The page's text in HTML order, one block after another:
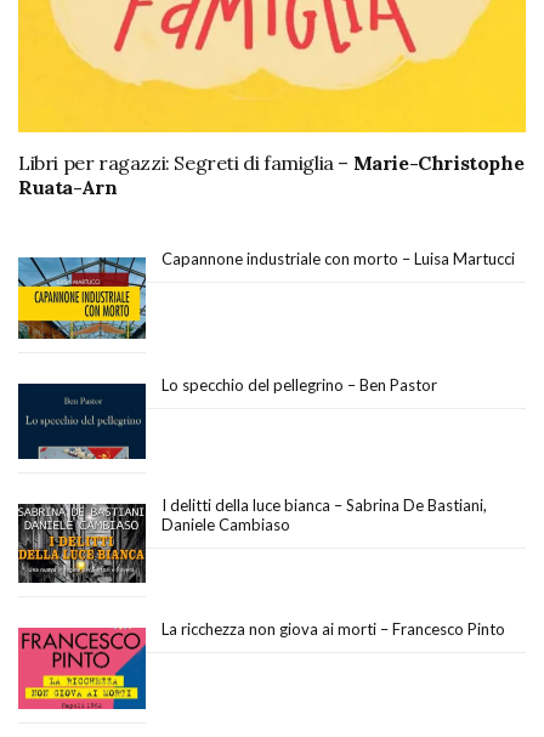
Libri per ragazzi: Segreti di famiglia – Marie-Christophe
Ruata-Arn
Capannone industriale con morto – Luisa Martucci
Lo specchio del pellegrino – Ben Pastor
I delitti della luce bianca – Sabrina De Bastiani,
Daniele Cambiaso
La ricchezza non giova ai morti – Francesco Pinto